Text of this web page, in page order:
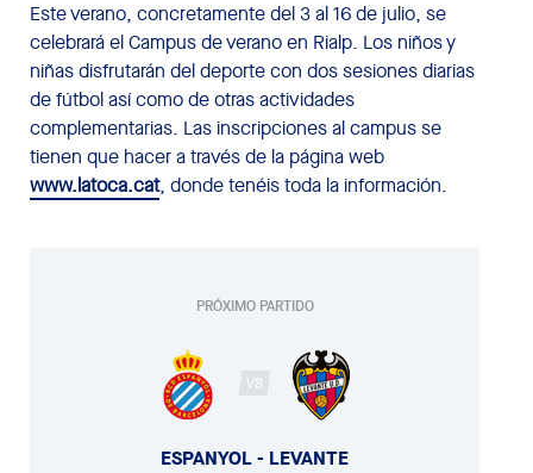
Este verano, concretamente del 3 al 16 de julio, se
celebrará el Campus de verano en Rialp. Los niños y
niñas disfrutarán del deporte con dos sesiones diarias
de fútbol así como de otras actividades
complementarias. Las inscripciones al campus se
tienen que hacer a través de la página web
www.latoca.cat, donde tenéis toda la información.
PRÓXIMO PARTIDO
VS
ESPANYOL - LEVANTE